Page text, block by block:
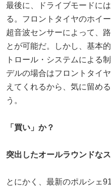
最後に、ドライブモードに
る。フロントタイヤのホイ
超音波センサーによって、
とが可能だ。しかし、基本
トロール・システムによる
デルの場合はフロントタイ
えてくれるから、気に留め
う。
「買い」か？
突出したオールラウンドな
とにかく、最新のポルシェ